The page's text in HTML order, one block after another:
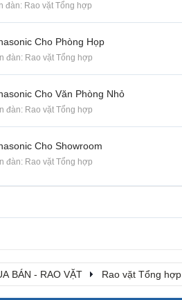
đàn: Rao vặt Tổng hợp
Cho Phòng Họp
đàn: Rao vặt Tổng hợp
Cho Văn Phòng Nhỏ
đàn: Rao vặt Tổng hợp
Cho Showroom
đàn: Rao vặt Tổng hợp
BÁN - RAO VẶT Rao vặt Tổng hợp